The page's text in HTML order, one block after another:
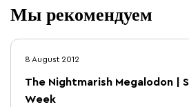
Мы рекомендуем
8 August 2012
The Nightmarish Megalodon |
Week